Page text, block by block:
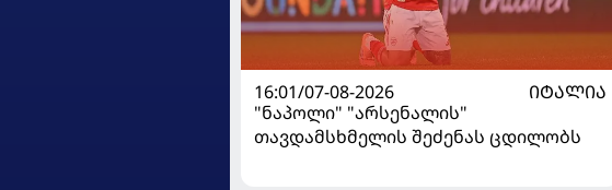
16:01/07-08-2026
ᲘᲢᲐᲚᲘᲐ
"ნაპოლი" "არსენალის"
თავდამსხმელის შეძენას ცდილობს